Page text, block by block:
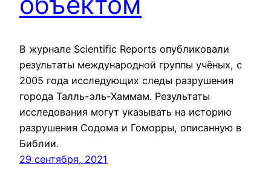
В журнале Scientific Reports опубликовали
результаты международной группы учёных, с
2005 года исследующих следы разрушения
города Талль-эль-Хаммам. Результаты
исследования могут указывать на историю
разрушения Содома и Гоморры, описанную в
Библии.
29 сентября, 2021